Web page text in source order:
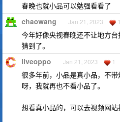
春晚也就小品可以勉强看看了
chaowang Jan 21, 2023 1
今年好像央视春晚还不让地方
猜到了。
liveoppo Jan 21, 2023 1
很多年前，小品是真小品，不
呀，我就再也不看小品了。
想看真小品的，可以去视频网站